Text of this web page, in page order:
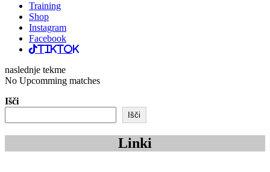
Training
Shop
Instagram
Facebook
TikTok
naslednje tekme
No Upcomming matches
Išči
Išči
Linki